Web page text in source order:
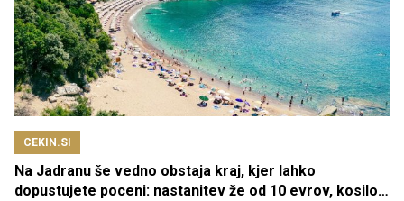
CEKIN.SI
Na Jadranu še vedno obstaja kraj, kjer lahko
dopustujete poceni: nastanitev že od 10 evrov, kosilo